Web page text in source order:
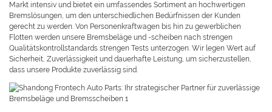
Markt intensiv und bietet ein umfassendes Sortiment an hochwertigen
Bremslösungen, um den unterschiedlichen Bedürfnissen der Kunden
gerecht zu werden. Von Personenkraftwagen bis hin zu gewerblichen
Flotten werden unsere Bremsbeläge und -scheiben nach strengen
Qualitätskontrollstandards strengen Tests unterzogen. Wir legen Wert auf
Sicherheit, Zuverlässigkeit und dauerhafte Leistung, um sicherzustellen,
dass unsere Produkte zuverlässig sind.